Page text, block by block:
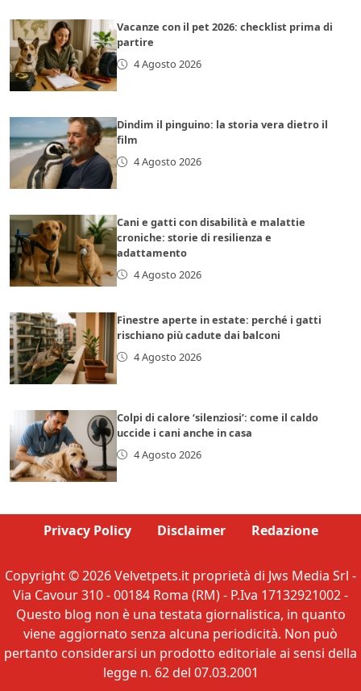
Vacanze con il pet 2026: checklist prima di
partire
4 Agosto 2026
Dindim il pinguino: la storia vera dietro il
film
4 Agosto 2026
Cani e gatti con disabilità e malattie
croniche: storie di resilienza e
adattamento
4 Agosto 2026
Finestre aperte in estate: perché i gatti
rischiano più cadute dai balconi
4 Agosto 2026
Colpi di calore ‘silenziosi’: come il caldo
uccide i cani anche in casa
4 Agosto 2026
Privacy Policy Disclaimer Redazione
Copyright © 2026 Velvetpets.it proprietà di Jws Media Srl -
Via Cavour 310 - 00184 Roma (RM) - P.Iva 17132921002 -
Questo blog non è una testata giornalistica, in quanto
viene aggiornato senza alcuna periodicità. Non può
pertanto considerarsi un prodotto editoriale ai sensi della
legge n. 62 del 07.03.2001